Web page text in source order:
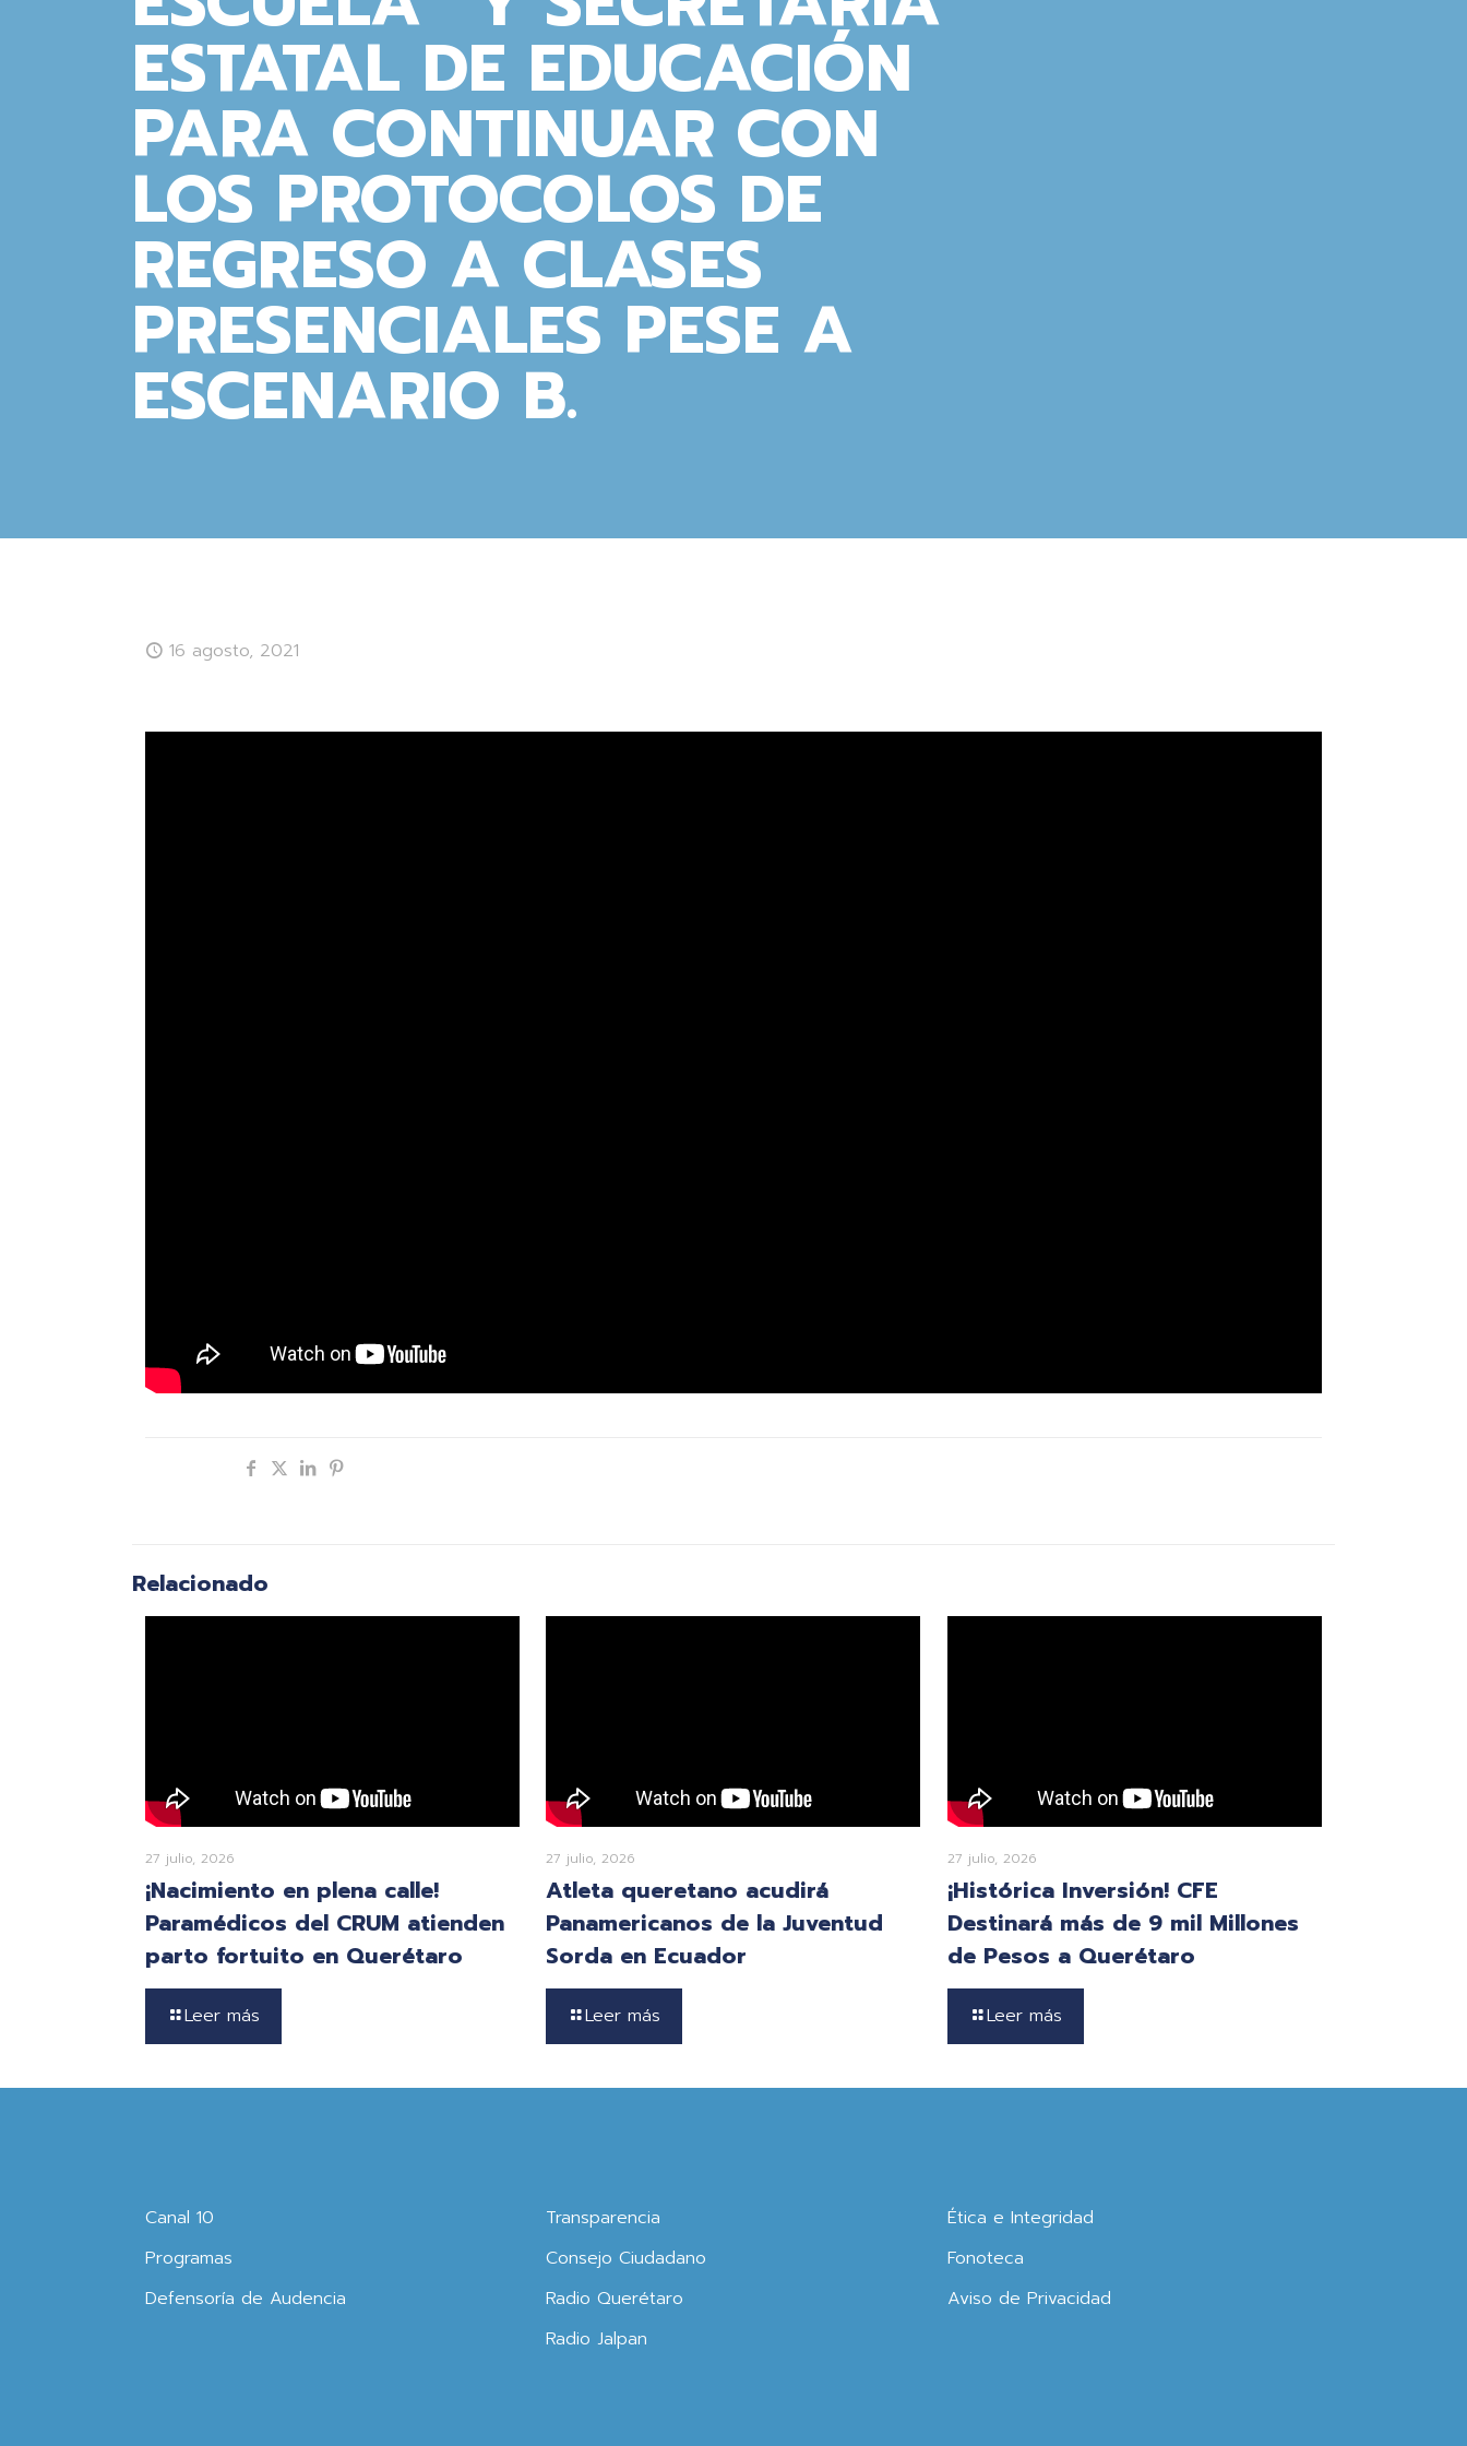
ESTATAL DE EDUCACIÓN
PARA CONTINUAR CON
LOS PROTOCOLOS DE
REGRESO A CLASES
PRESENCIALES PESE A
ESCENARIO B.
16 agosto, 2021
Relacionado
27 julio, 2026
¡Nacimiento en plena calle!
Paramédicos del CRUM atienden
parto fortuito en Querétaro
Leer más
27 julio, 2026
Atleta queretano acudirá
Panamericanos de la Juventud
Sorda en Ecuador
Leer más
27 julio, 2026
¡Histórica Inversión! CFE
Destinará más de 9 mil Millones
de Pesos a Querétaro
Leer más
Canal 10
Programas
Defensoría de Audencia
Transparencia
Consejo Ciudadano
Radio Querétaro
Radio Jalpan
Ética e Integridad
Fonoteca
Aviso de Privacidad